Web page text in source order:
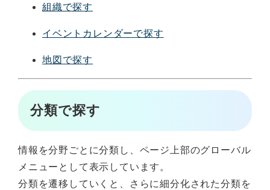
組織で探す
イベントカレンダーで探す
地図で探す
分類で探す
情報を分野ごとに分類し、ページ上部のグローバル
メニューとして表示しています。
分類を遷移していくと、さらに細分化された分類を